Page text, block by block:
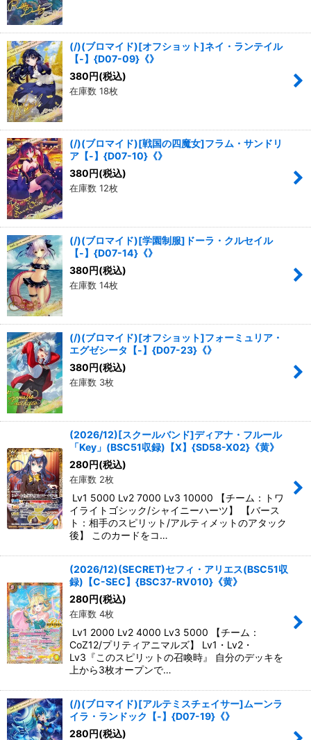
(/)(ブロマイド)[オフショット]ネイ・ランテイル
【-】{D07-09}《》
380円(税込)
在庫数 18枚
(/)(ブロマイド)[戦国の四魔女]フラム・サンドリ
ア【-】{D07-10}《》
380円(税込)
在庫数 12枚
(/)(ブロマイド)[学園制服]ドーラ・クルセイル
【-】{D07-14}《》
380円(税込)
在庫数 14枚
(/)(ブロマイド)[オフショット]フォーミュリア・
エグゼシータ【-】{D07-23}《》
380円(税込)
在庫数 3枚
(2026/12)[スクールバンド]ディアナ・フルール
「Key」(BSC51収録)【X】{SD58-X02}《黄》
280円(税込)
在庫数 2枚
Lv1 5000 Lv2 7000 Lv3 10000 【チーム：トワ
イライトゴシック/シャイニーハーツ】 【バース
ト：相手のスピリット/アルティメットのアタック
後】 このカードをコ…
(2026/12)(SECRET)セフィ・アリエス(BSC51収
録)【C-SEC】{BSC37-RV010}《黄》
280円(税込)
在庫数 4枚
Lv1 2000 Lv2 4000 Lv3 5000 【チーム：
CoZ12/プリティアニマルズ】 Lv1・Lv2・
Lv3『このスピリットの召喚時』 自分のデッキを
上から3枚オープンで…
(/)(ブロマイド)[アルテミスチェイサー]ムーンラ
イラ・ランドック【-】{D07-19}《》
280円(税込)